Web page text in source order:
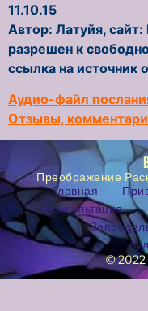
11.10.15
Автор: Латуйя,
разрешен к
ссылка на источник
Аудио-файл
Отзывы,
Преображение
Главная
Консультация
© 2022